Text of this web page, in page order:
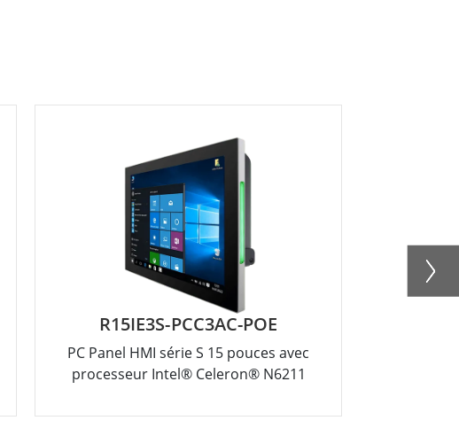
R15IE3S-PCC3AC-POE
PC Panel HMI série S 15 pouces avec
processeur Intel® Celeron® N6211